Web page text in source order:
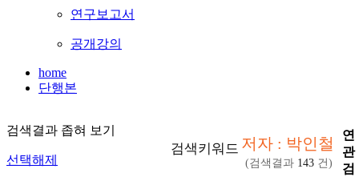
연구보고서
공개강의
home
단행본
검색결과 좁혀 보기
선택해제
검색키워드 저자 : 박인철
(검색결과 143 건)
연
관
검